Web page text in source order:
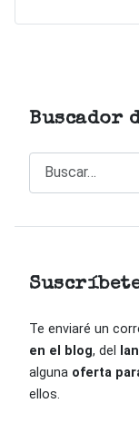
Buscador
Te enviaré un
en el blog, del
alguna oferta
ellos.